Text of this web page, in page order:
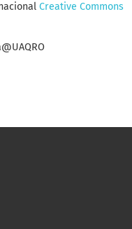
Creative Commons